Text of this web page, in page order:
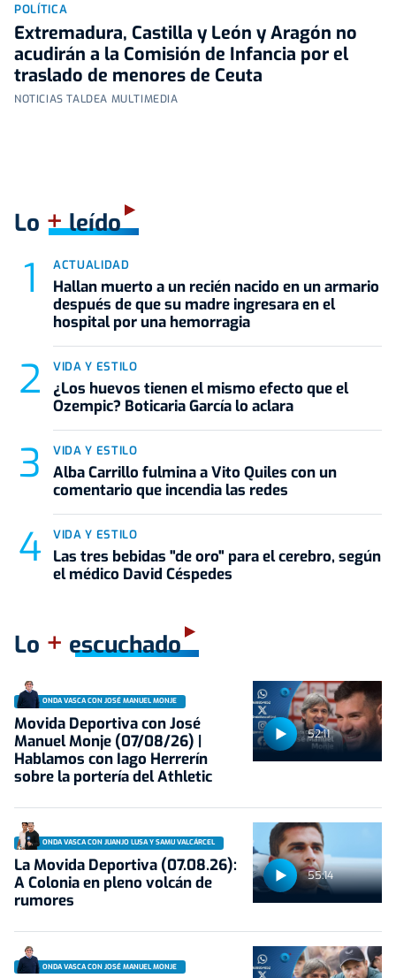
POLÍTICA
Extremadura, Castilla y León y Aragón no
acudirán a la Comisión de Infancia por el
traslado de menores de Ceuta
NOTICIAS TALDEA MULTIMEDIA
Lo +leído
ACTUALIDAD
Hallan muerto a un recién nacido en un armario
después de que su madre ingresara en el
hospital por una hemorragia
VIDA Y ESTILO
¿Los huevos tienen el mismo efecto que el
Ozempic? Boticaria García lo aclara
VIDA Y ESTILO
Alba Carrillo fulmina a Vito Quiles con un
comentario que incendia las redes
VIDA Y ESTILO
Las tres bebidas "de oro" para el cerebro, según
el médico David Céspedes
Lo + escuchado
52:11
ONDA VASCA CON JOSÉ MANUEL MONJE
Movida Deportiva con José
Manuel Monje (07/08/26) |
Hablamos con Iago Herrerín
sobre la portería del Athletic
55:14
ONDA VASCA CON JUANJO LUSA Y SAMU VALCÁRCEL
La Movida Deportiva (07.08.26):
A Colonia en pleno volcán de
rumores
ONDA VASCA CON JOSÉ MANUEL MONJE